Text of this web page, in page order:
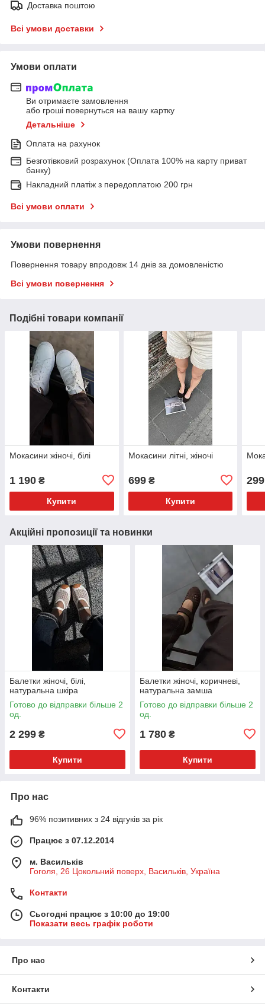
Доставка поштою
Всі умови доставки
Умови оплати
Ви отримаєте замовлення
або гроші повернуться на вашу картку
Детальніше
Оплата на рахунок
Безготівковий розрахунок (Оплата 100% на карту приват
банку)
Накладний платіж з передоплатою 200 грн
Всі умови оплати
Умови повернення
Повернення товару впродовж 14 днів за домовленістю
Всі умови повернення
Подібні товари компанії
Мокасини жіночі, білі
1 190 ₴
Купити
Мокасини літні, жіночі
699₴
Купити
299
Акційні пропозиції та новинки
Балетки жіночі, білі,
натуральна шкіра
Готово до відправки більше 2
од.
2 299 ₴
Купити
Балетки жіночі, коричневі,
натуральна замша
Готово до відправки більше 2
од.
1 780 ₴
Купити
Про нас
96% позитивних з 24 відгуків за рік
Працює з 07.12.2014
м. Васильків
Гоголя, 26 Цокольний поверх, Васильків, Україна
Контакти
Сьогодні працює з 10:00 до 19:00
Показати весь графік роботи
Про нас
Контакти